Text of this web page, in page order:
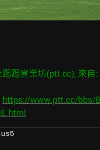
踢踢實業坊(ptt.cc), 來自
https://www.ptt.cc/bbs/